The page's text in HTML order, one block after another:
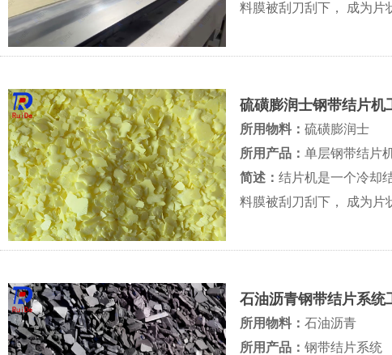
料膜被刮刀刮下， 成为片
硫磺膨润士钢带结片机
所用物料： 硫磺膨润士
所用产品： 单层钢带结片
简述： 结片机是一个冷却
料膜被刮刀刮下， 成为片
石油沥青钢带结片系统
所用物料： 石油沥青
所用产品： 钢带结片系统